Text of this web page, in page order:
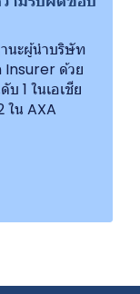
นะผู้นำบริษัท
Insurer ด้วย
1 ในเอเชีย
ใน AXA